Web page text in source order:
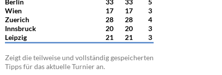
Berlin
33 33
5
Wien
17 17
3
Zuerich
28 28
4
Innsbruck
20 20
3
Leipzig
21 21 3
Zeigt die teilweise und vollständig gespeicherten
Tipps für das aktuelle Turnier an.